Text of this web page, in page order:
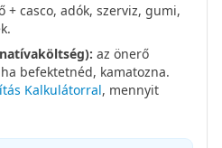
+ casco, adók, szerviz, gumi,
az önerő
befektetnéd, kamatozna.
Kalkulátorral, mennyit